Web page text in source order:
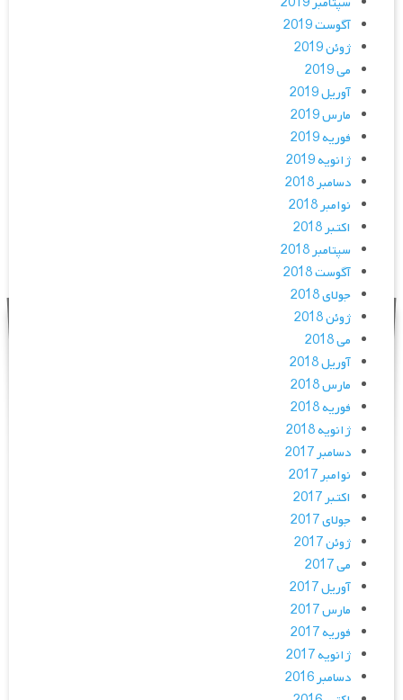
آگوست 2019
ژوئن 2019
می 2019
آوریل 2019
مارس 2019
فوریه 2019
ژانویه 2019
دسامبر 2018
نوامبر 2018
اکتبر 2018
سپتامبر 2018
آگوست 2018
جولای 2018
ژوئن 2018
می 2018
آوریل 2018
مارس 2018
فوریه 2018
ژانویه 2018
دسامبر 2017
نوامبر 2017
اکتبر 2017
جولای 2017
ژوئن 2017
می 2017
آوریل 2017
مارس 2017
فوریه 2017
ژانویه 2017
دسامبر 2016